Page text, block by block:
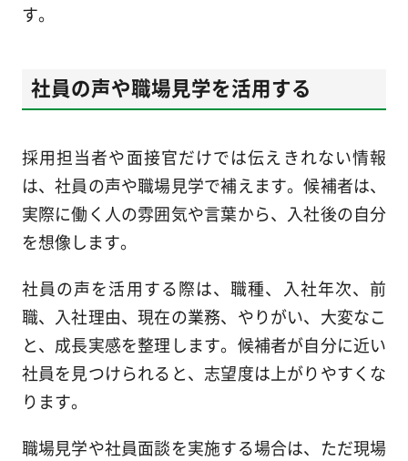
す。
社員の声や職場見学を活用する
採用担当者や面接官だけでは伝えきれない情報
は、社員の声や職場見学で補えます。候補者は、
実際に働く人の雰囲気や言葉から、入社後の自分
を想像します。
社員の声を活用する際は、職種、入社年次、前
職、入社理由、現在の業務、やりがい、大変なこ
と、成長実感を整理します。候補者が自分に近い
社員を見つけられると、志望度は上がりやすくな
ります。
職場見学や社員面談を実施する場合は、ただ現場